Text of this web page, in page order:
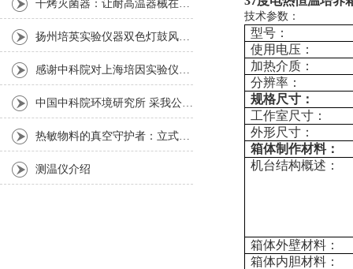
技术参数：
型号：
使用电压：
加热介质：
分辨率：
规格尺寸：
工作室尺寸：
外形尺寸：
箱体制作材料：
机台结构概述：
箱体外壁材料：
箱体内胆材料：
干烤灭菌器：让耐高温器械在无水高温中重获无菌新生
扬州培英实验仪器双色灯鼓风干燥箱
感谢中科院对上海培因实验仪器的认可
中国中科院环境研究所 采我公司仪器300L人工气候箱 实验效果获高度评价
热敏物料的真空守护者：立式真空干燥箱选购指南
测温仪介绍